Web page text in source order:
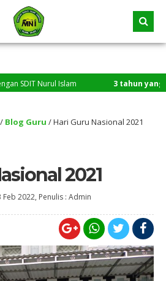
Nurul Islam 3 tahun yang lalu/
Blog Guru /Hari Guru Nasional 2021
2021
Feb 2022, Penulis : Admin